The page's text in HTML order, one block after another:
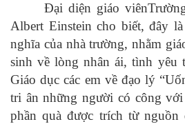
Đại diện giáo viên
Albert Einstein cho biết, đây
nghĩa của nhà trường, nhằm
sinh về lòng nhân ái, tình yêu
Giáo dục các em về đạo lý
tri ân những người có công với
phần quà được trích từ